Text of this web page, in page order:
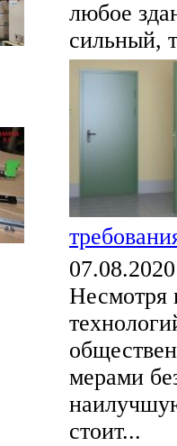
любое
сильный,
07.08.2020
Несмотря
мерами
стоит...